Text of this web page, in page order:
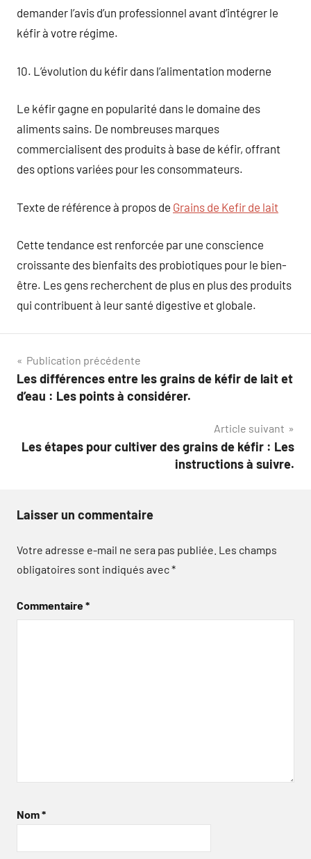
demander l’avis d’un professionnel avant d’intégrer le
kéfir à votre régime.
10. L’évolution du kéfir dans l’alimentation moderne
Le kéfir gagne en popularité dans le domaine des
aliments sains. De nombreuses marques
commercialisent des produits à base de kéfir, offrant
des options variées pour les consommateurs.
Texte de référence à propos de Grains de Kefir de lait
Cette tendance est renforcée par une conscience
croissante des bienfaits des probiotiques pour le bien-
être. Les gens recherchent de plus en plus des produits
qui contribuent à leur santé digestive et globale.
Navigation
de
Publication précédente
Les différences entre les grains de kéfir de lait et
d’eau : Les points à considérer.
Article suivant
Les étapes pour cultiver des grains de kéfir : Les
instructions à suivre.
Laisser un commentaire
Votre adresse e-mail ne sera pas publiée. Les champs
obligatoires sont indiqués avec*
Commentaire*
Nom*